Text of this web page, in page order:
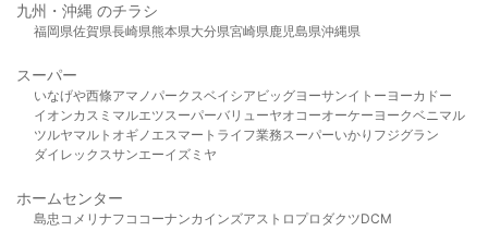
九州・沖縄 のチラシ
福岡県佐賀県長崎県熊本県大分県宮崎県鹿児島県沖縄県
スーパー
いなげや西條アマノパークスベイシア ビッグヨーサンイトーヨーカドー
イオンカスミ マルエツスーパーバリューヤオコーオーケー ヨークベニマル
ツルヤマルト オギノ エスマート ライフ業務スーパーいかり フジグラン
ダイレックスサンエーイズミヤ
ホームセンター
島忠 コメリ ナフコ コーナンカインズアストロプロダクツDCM